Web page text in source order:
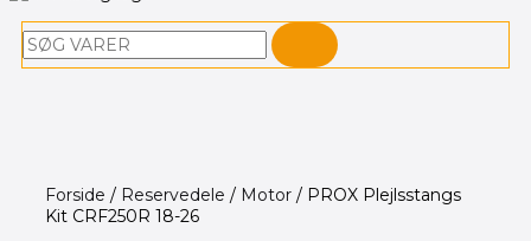
Søg
Forside / Reservedele / Motor / PROX Plejlsstangs
Kit CRF250R 18-26